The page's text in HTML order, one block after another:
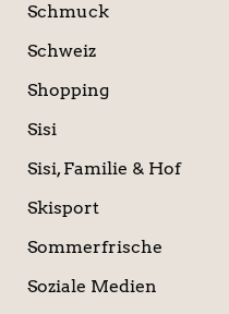
Schmuck
Schweiz
Shopping
Sisi
Sisi, Familie & Hof
Skisport
Sommerfrische
Soziale Medien